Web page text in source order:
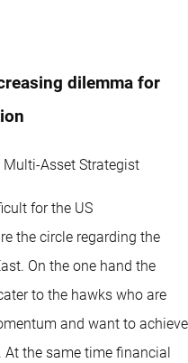
dilemma for
Multi-Asset Strategist
for the US
the circle regarding the
On the one hand the
to the hawks who are
and want to achieve
At the same time financial